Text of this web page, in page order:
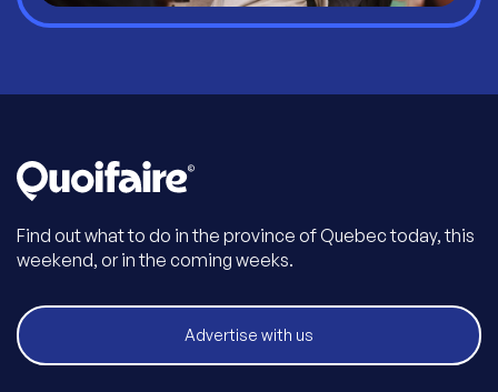
Find out what to do in the province of Quebec today, this
weekend, or in the coming weeks.
Advertise with us